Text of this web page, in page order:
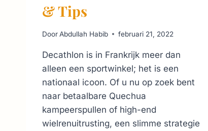
& Tips
DoorAbdullah Habib februari 21, 2022
Decathlon is in Frankrijk meer dan
alleen een sportwinkel; het is een
nationaal icoon. Of u nu op zoek bent
naar betaalbare Quechua
kampeerspullen of high-end
wielrenuitrusting, een slimme strategie